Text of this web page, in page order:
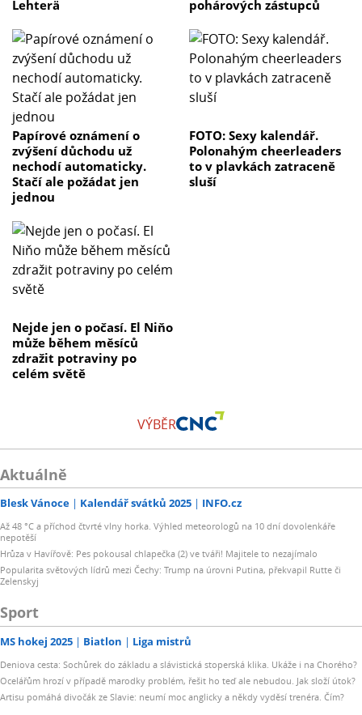
Lehterä pohárových zástupců
Papírové oznámení o
zvýšení důchodu už
nechodí automaticky.
Stačí ale požádat jen
jednou
FOTO: Sexy kalendář.
Polonahým cheerleaders
to v plavkách zatraceně
sluší
Nejde jen o počasí. El Niňo
může během měsíců
zdražit potraviny po
celém světě
VÝBĚR
Aktuálně
Blesk Vánoce Kalendář svátků 2025 INFO.cz
Až 48 °C a příchod čtvrté vlny horka. Výhled meteorologů na 10 dní dovolenkáře
nepotěší
Hrůza v Havířově: Pes pokousal chlapečka (2) ve tváři! Majitele to nezajímalo
Popularita světových lídrů mezi Čechy: Trump na úrovni Putina, překvapil Rutte či
Zelenskyj
Sport
MS hokej 2025 Biatlon Liga mistrů
Deniova cesta: Sochůrek do základu a slávistická stoperská klika. Ukáže i na Chorého?
Ocelářům hrozí v případě marodky problém, řešit ho teď ale nebudou. Jak složí útok?
Artisu pomáhá divočák ze Slavie: neumí moc anglicky a někdy vyděsí trenéra. Čím?